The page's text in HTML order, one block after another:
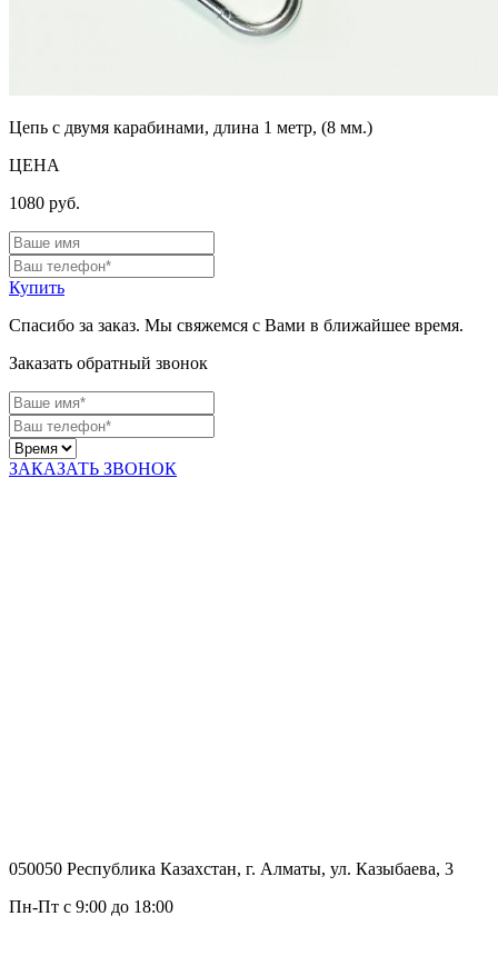
Цепь с двумя карабинами, длина 1 метр, (8 мм.)
ЦЕНА
1080 руб.
Купить
Спасибо за заказ. Мы свяжемся с Вами в ближайшее время.
Заказать обратный звонок
ЗАКАЗАТЬ ЗВОНОК
050050 Республика Казахстан, г. Алматы, ул. Казыбаева, 3
Пн-Пт с 9:00 до 18:00